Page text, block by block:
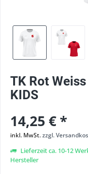
TK Rot
KIDS
14,25 € *
inkl. MwSt.zzgl.
Lieferzeit ca. 10-12
Hersteller